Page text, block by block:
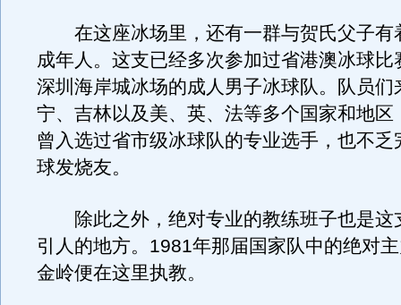
在这座冰场里，还有一群与贺氏父子有
成年人。这支已经多次参加过省港澳冰球比
深圳海岸城冰场的成人男子冰球队。队员们
宁、吉林以及美、英、法等多个国家和地区
曾入选过省市级冰球队的专业选手，也不乏
球发烧友。
除此之外，绝对专业的教练班子也是这
引人的地方。1981年那届国家队中的绝对
金岭便在这里执教。